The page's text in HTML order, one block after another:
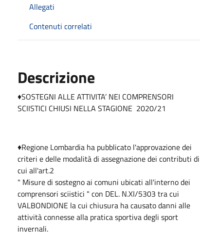
Allegati
Contenuti correlati
Descrizione
♦️SOSTEGNI ALLE ATTIVITA’ NEI COMPRENSORI
SCIISTICI CHIUSI NELLA STAGIONE 2020/21
♦️Regione Lombardia ha pubblicato l'approvazione dei
criteri e delle modalità di assegnazione dei contributi di
cui all'art.2
" Misure di sostegno ai comuni ubicati all'interno dei
comprensori sciistici " con DEL. N.XI/5303 tra cui
VALBONDIONE la cui chiusura ha causato danni alle
attività connesse alla pratica sportiva degli sport
invernali.